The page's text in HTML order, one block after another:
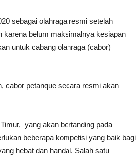
sebagai olahraga resmi setelah
karena belum maksimalnya kesiapan
untuk cabang olahraga (cabor)
petanque secara resmi akan
yang akan bertanding pada
beberapa kompetisi yang baik bagi
hebat dan handal. Salah satu